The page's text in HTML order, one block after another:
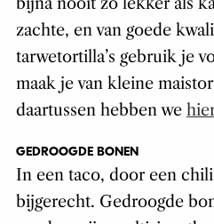
zachte, en van goede
tarwetortilla’s gebruik je
maak je van kleine
daartussen hebben we
GEDROOGDE BONEN
In een taco, door een
bijgerecht. Gedroogde